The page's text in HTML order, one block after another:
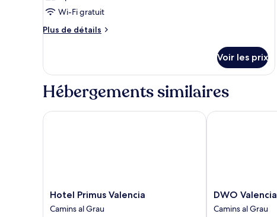
Wi-Fi gratuit
Plus de détails
Plus
le
type
de
Chambre
Voir les prix
Hébergements similaires
Hotel
Primus
Valencia
Hotel Primus Valencia
Camins al Grau
Hotel Primus Valencia
DWO
Valencia
Camins
DWO Valencia
Camins al Grau
DWO Valencia